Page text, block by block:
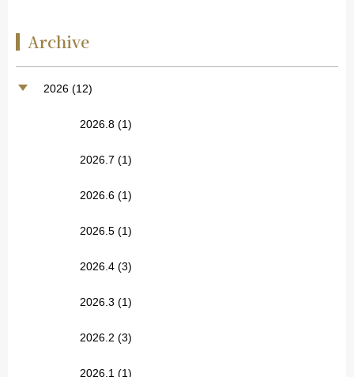
Archive
2026 (12)
2026.8 (1)
2026.7 (1)
2026.6 (1)
2026.5 (1)
2026.4 (3)
2026.3 (1)
2026.2 (3)
2026.1 (1)